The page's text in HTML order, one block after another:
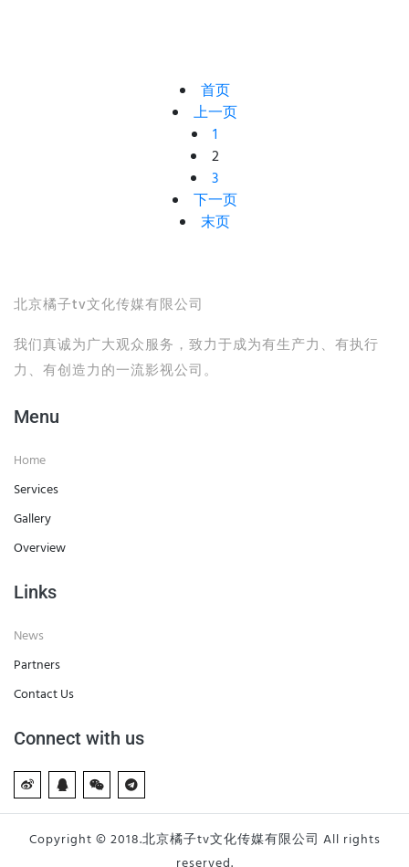
首页
上一页
1
2
3
下一页
末页
北京橘子tv文化传媒有限公司
我们真诚为广大观众服务，致力于成为有生产力、有执行
力、有创造力的一流影视公司。
Menu
Home
Services
Gallery
Overview
Links
News
Partners
Contact Us
Connect with us
Copyright © 2018.北京橘子tv文化传媒有限公司 All rights